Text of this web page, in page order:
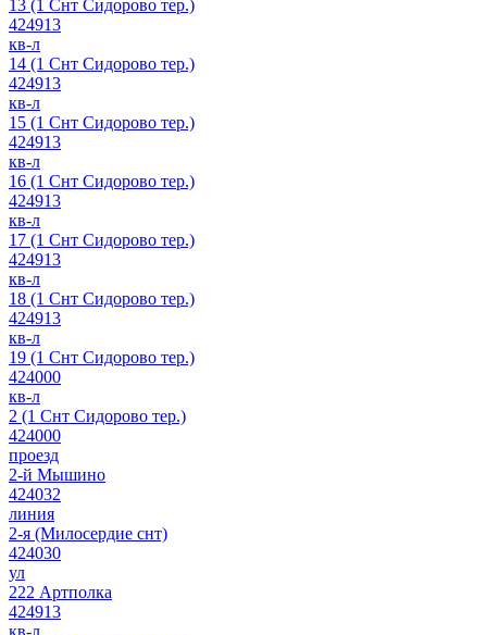
13 (1 Снт Сидорово тер.)
424913
кв-л
14 (1 Снт Сидорово тер.)
424913
кв-л
15 (1 Снт Сидорово тер.)
424913
кв-л
16 (1 Снт Сидорово тер.)
424913
кв-л
17 (1 Снт Сидорово тер.)
424913
кв-л
18 (1 Снт Сидорово тер.)
424913
кв-л
19 (1 Снт Сидорово тер.)
424000
кв-л
2 (1 Снт Сидорово тер.)
424000
проезд
2-й Мышино
424032
линия
2-я (Милосердие снт)
424030
ул
222 Артполка
424913
кв-л